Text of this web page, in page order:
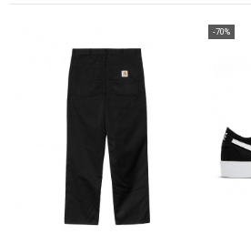
-70%